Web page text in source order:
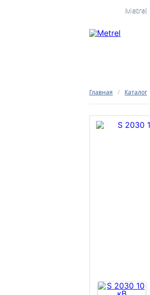
Metrel
Главная / Каталог